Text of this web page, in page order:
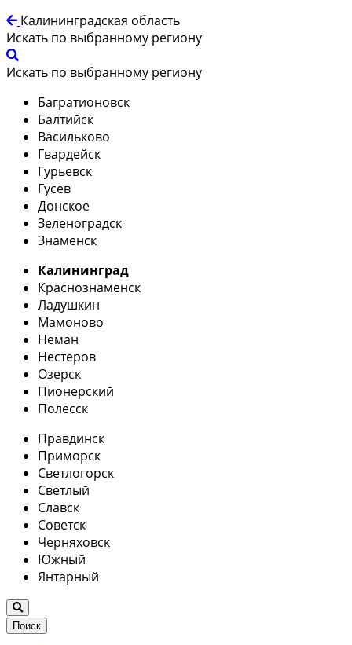
Калининградская область
Искать по выбранному региону
Искать по выбранному региону
Багратионовск
Балтийск
Васильково
Гвардейск
Гурьевск
Гусев
Донское
Зеленоградск
Знаменск
Калининград
Краснознаменск
Ладушкин
Мамоново
Неман
Нестеров
Озерск
Пионерский
Полесск
Правдинск
Приморск
Светлогорск
Светлый
Славск
Советск
Черняховск
Южный
Янтарный
Поиск